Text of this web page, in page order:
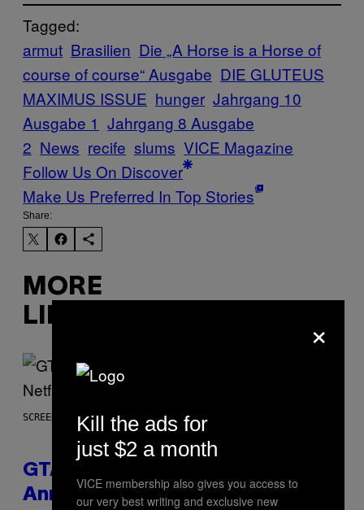
Tagged:
armut Brasilien Die „A Horse is a Horse of
course of course“ Ausgabe DIE GLUTEUS
MAXIMUS ISSUE hunger Jahrgang 10
Ausgabe 1 Jahrgang 8 Ausgabe
2 News recife slums VICE Magazine
Follow Us On Discover
Make Us Preferred In Top Stories
Share:
MORE
LIKE THIS
SCREENSHOT: ROCKSTAR GAMES, NETFLIX
GTA 6 Gameplay Trailer
Announced for Netflix on August
×
Kill the ads for
just $2 a month
VICE membership also gives you access to
our very best writing and exclusive new